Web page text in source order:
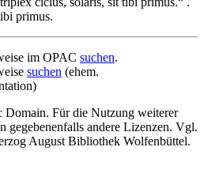
primus.
im OPAC suchen.
suchen (ehem.
Domain. Für die Nutzung weiterer
gegebenenfalls andere Lizenzen. Vgl.
August Bibliothek Wolfenbüttel.